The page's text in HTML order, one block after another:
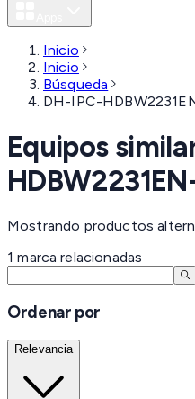
Inicio
Inicio
Búsqueda
DH-IPC-
Equipos
Mostrando productos
1 marca relacionadas
Ordenar por
Relevancia